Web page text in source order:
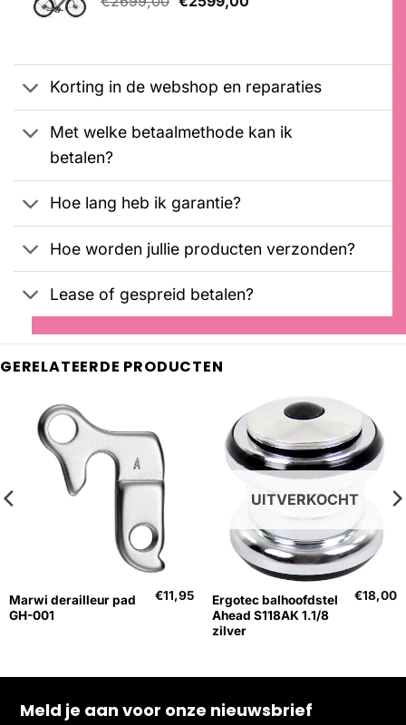
klantbeoordelingen
Korting in de webshop en reparaties
Met welke betaalmethode kan ik
betalen?
Hoe lang heb ik garantie?
Hoe worden jullie producten verzonden?
Lease of gespreid betalen?
GERELATEERDE PRODUCTEN
Marwi derailleur pad
GH-001
€11,95
UITVERKOCHT
Ergotec balhoofdstel
Ahead S118AK 1.1/8
zilver
€18,00
Meld je aan voor onze nieuwsbrief